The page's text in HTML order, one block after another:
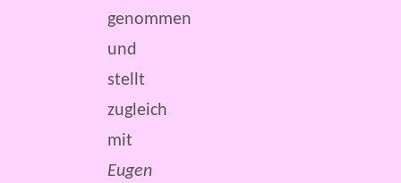
genommen
und
stellt
zugleich
mit
Eugen